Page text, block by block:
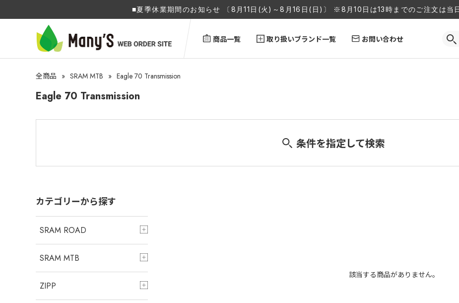
■夏季休業期間のお知らせ 〔8月11日(火)～8月16日(日)〕 ※8月10日は13時までのご注文は当
商品一覧 取り扱いブランド一覧 お問い合わせ
全商品 » SRAM MTB » Eagle 70 Transmission
Eagle 70 Transmission
条件を指定して検索
カテゴリーから探す
SRAM ROAD
SRAM MTB
ZIPP
該当する商品がありません。